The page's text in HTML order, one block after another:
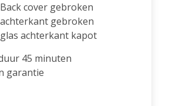
cover gebroken
gebroken
achterkant kapot
45 minuten
garantie